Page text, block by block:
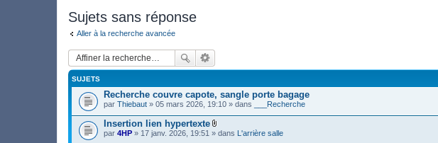
Sujets sans réponse
Aller à la recherche avancée
SUJETS
Recherche couvre capote, sangle porte bagage
par Thiebaut » 05 mars 2026, 19:10 » dans ___Recherche
Insertion lien hypertexte
F
par 4HP » 17 janv. 2026, 19:51 » dans L'arrière salle